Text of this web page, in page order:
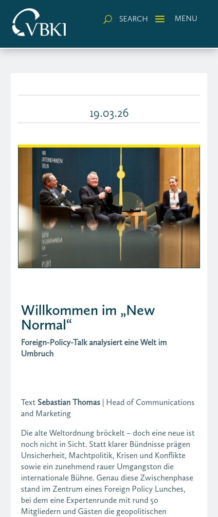
U SEARCH a MENU
19.03.26
Willkommen im „New
Normal“
Foreign-Policy-Talk analysiert eine Welt im
Umbruch
Text Sebastian Thomas| Head of Communications
and Marketing
Die alte Weltordnung bröckelt – doch eine neue ist
noch nicht in Sicht. Statt klarer Bündnisse prägen
Unsicherheit, Machtpolitik, Krisen und Konflikte
sowie ein zunehmend rauer Umgangston die
internationale Bühne. Genau diese Zwischenphase
stand im Zentrum eines Foreign Policy Lunches,
bei dem eine Expertenrunde mit rund 50
Mitgliedern und Gästen die geopolitischen